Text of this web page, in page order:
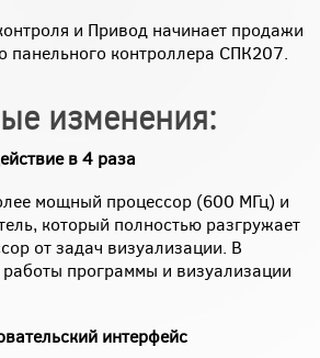
и Привод начинает продажи
панельного контроллера СПК207.
изменения:
в 4 раза
мощный процессор (600 МГц) и
который полностью разгружает
от задач визуализации. В
работы программы и визуализации
интерфейс